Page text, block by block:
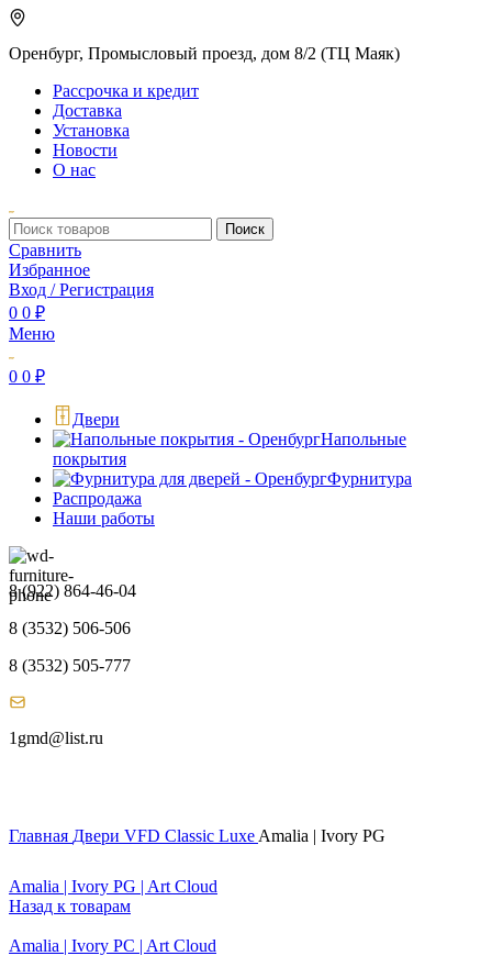
Оренбург, Промысловый проезд, дом 8/2 (ТЦ Маяк)
Рассрочка и кредит
Доставка
Установка
Новости
О нас
Поиск
Сравнить
Избранное
Вход / Регистрация
0 0 ₽
Меню
0 0 ₽
Двери
Напольные
покрытия
Фурнитура
Распродажа
Наши работы
8 (922) 864-46-04
8 (3532) 506-506
8 (3532) 505-777
1gmd@list.ru
Главная Двери VFD Classic Luxe Amalia | Ivory PG
Amalia | Ivory PG | Art Cloud
Назад к товарам
Amalia | Ivory PC | Art Cloud